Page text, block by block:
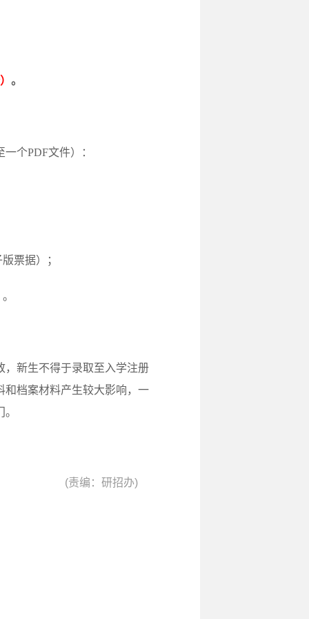
） 。
个PDF文件）：
票据）；
，新生不得于录取至入学注册
和档案材料产生较大影响，一
(责编：研招办)